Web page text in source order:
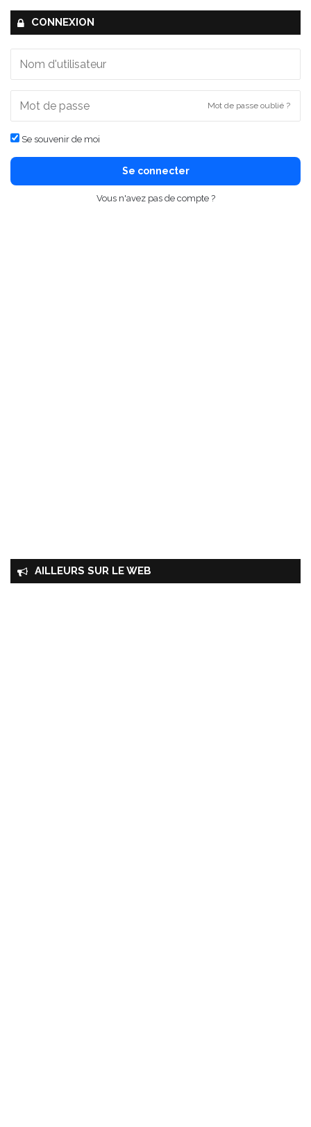
CONNEXION
Mot de passe oublié ?
Se souvenir de moi
Se connecter
Vous n'avez pas de compte ?
AILLEURS SUR LE WEB